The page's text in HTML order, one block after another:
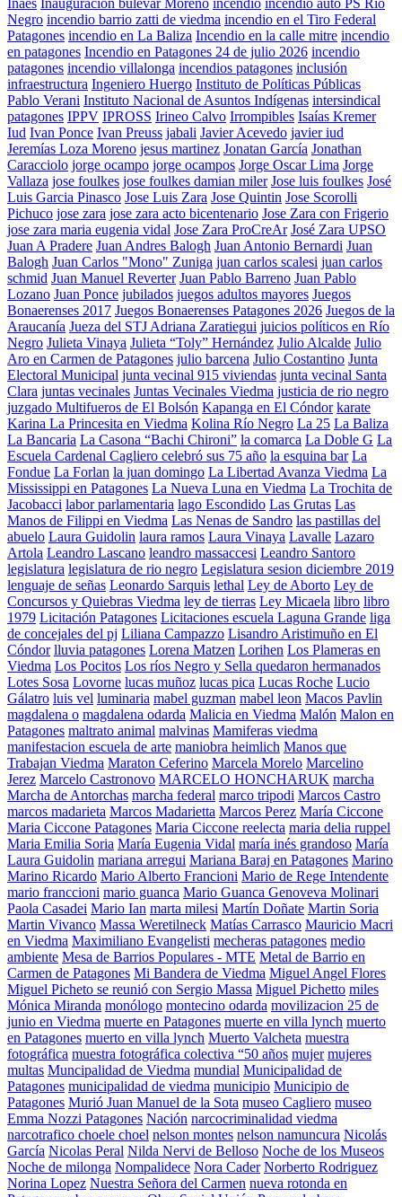
Inaes Inauguración bulevar Moreno incendio incendio auto PS Río
Negro incendio barrio zatti de viedma incendio en el Tiro Federal
Patagones incendio en La Baliza Incendio en la calle mitre incendio
en patagones Incendio en Patagones 24 de julio 2026 incendio
patagones incendio villalonga incendios patagones inclusión
infraestructura Ingeniero Huergo Instituto de Políticas Públicas
Pablo Verani Instituto Nacional de Asuntos Indígenas intersindical
patagones IPPV IPROSS Irineo Calvo Irrompibles Isaías Kremer
Iud Ivan Ponce Ivan Preuss jabali Javier Acevedo javier iud
Jeremías Loza Moreno jesus martinez Jonatan García Jonathan
Caracciolo jorge ocampo jorge ocampos Jorge Oscar Lima Jorge
Vallaza jose foulkes jose foulkes damian miler Jose luis foulkes José
Luis Garcia Pinasco Jose Luis Zara Jose Quintin Jose Scorolli
Pichuco jose zara jose zara acto bicentenario Jose Zara con Frigerio
jose zara maria eugenia vidal Jose Zara ProCreAr José Zara UPSO
Juan A Pradere Juan Andres Balogh Juan Antonio Bernardi Juan
Balogh Juan Carlos "Mono" Zuniga juan carlos scalesi juan carlos
schmid Juan Manuel Reverter Juan Pablo Barreno Juan Pablo
Lozano Juan Ponce jubilados juegos adultos mayores Juegos
Bonaerenses 2017 Juegos Bonaerenses Patagones 2026 Juegos de la
Araucanía Jueza del STJ Adriana Zaratiegui juicios políticos en Río
Negro Julieta Vinaya Julieta “Toly” Hernández Julio Alcalde Julio
Aro en Carmen de Patagones julio barcena Julio Costantino Junta
Electoral Municipal junta vecinal 915 viviendas junta vecinal Santa
Clara juntas vecinales Juntas Vecinales Viedma justicia de rio negro
juzgado Multifueros de El Bolsón Kapanga en El Cóndor karate
Karina La Princesita en Viedma Kolina Río Negro La 25 La Baliza
La Bancaria La Casona “Bachi Chironi” la comarca La Doble G La
Escuela Cardenal Cagliero celebró sus 75 año la esquina bar La
Fondue La Forlan la juan domingo La Libertad Avanza Viedma La
Mississippi en Patagones La Nueva Luna en Viedma La Trochita de
Jacobacci labor parlamentaria lago Escondido Las Grutas Las
Manos de Filippi en Viedma Las Nenas de Sandro las pastillas del
abuelo Laura Guidolin laura ramos Laura Vinaya Lavalle Lazaro
Artola Leandro Lascano leandro massaccesi Leandro Santoro
legislatura legislatura de rio negro Legislatura sesion diciembre 2019
lenguaje de señas Leonardo Sarquis lethal Ley de Aborto Ley de
Concursos y Quiebras Viedma ley de tierras Ley Micaela libro libro
1979 Licitación Patagones Licitaciones escuela Laguna Grande liga
de concejales del pj Liliana Campazzo Lisandro Aristimuño en El
Cóndor lluvia patagones Lorena Matzen Lorihen Los Plameras en
Viedma Los Pocitos Los ríos Negro y Sella quedaron hermanados
Lotes Sosa Lovorne lucas muñoz lucas pica Lucas Roche Lucio
Gálatro luis vel luminaria mabel guzman mabel leon Macos Pavlin
magdalena o magdalena odarda Malicia en Viedma Malón Malon en
Patagones maltrato animal malvinas Mamiferas viedma
manifestacion escuela de arte maniobra heimlich Manos que
Trabajan Viedma Maraton Ceferino Marcela Morelo Marcelino
Jerez Marcelo Castronovo MARCELO HONCHARUK marcha
Marcha de Antorchas marcha federal marco tripodi Marcos Castro
marcos madarieta Marcos Madarietta Marcos Perez María Ciccone
Maria Ciccone Patagones Maria Ciccone reelecta maria delia ruppel
Maria Emilia Soria María Eugenia Vidal maría inés grandoso María
Laura Guidolin mariana arregui Mariana Baraj en Patagones Marino
Marino Ricardo Mario Alberto Francioni Mario de Rege Intendente
mario franccioni mario guanca Mario Guanca Genoveva Molinari
Paola Casadei Mario Ian marta milesi Martín Doñate Martin Soria
Martin Vivanco Massa Weretilneck Matías Carrasco Mauricio Macri
en Viedma Maximiliano Evangelisti mecheras patagones medio
ambiente Mesa de Barrios Populares - MTE Metal de Barrio en
Carmen de Patagones Mi Bandera de Viedma Miguel Angel Flores
Miguel Picheto se reunió con Sergio Massa Miguel Pichetto miles
Mónica Miranda monólogo montecino odarda movilizacion 25 de
junio en Viedma muerte en Patagones muerte en villa lynch muerto
en Patagones muerto en villa lynch Muerto Valcheta muestra
fotográfica muestra fotográfica colectiva “50 años mujer mujeres
multas Muncipalidad de Viedma mundial Municipalidad de
Patagones municipalidad de viedma municipio Municipio de
Patagones Murió Juan Manuel de la Sota museo Cagliero museo
Emma Nozzi Patagones Nación narcocriminalidad viedma
narcotrafico choele choel nelson montes nelson namuncura Nicolás
García Nicolas Peral Nilda Nervi de Belloso Noche de los Museos
Noche de milonga Nompalidece Nora Cader Norberto Rodriguez
Norina Lopez Nuestra Señora del Carmen nueva rotonda en